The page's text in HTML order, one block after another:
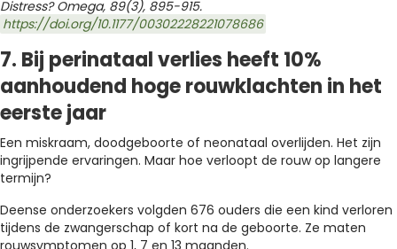
Distress? Omega, 89(3), 895-915.
https://doi.org/10.1177/00302228221078686
7. Bij perinataal verlies heeft 10%
aanhoudend hoge rouwklachten in het
eerste jaar
Een miskraam, doodgeboorte of neonataal overlijden. Het zijn
ingrijpende ervaringen. Maar hoe verloopt de rouw op langere
termijn?
Deense onderzoekers volgden 676 ouders die een kind verloren
tijdens de zwangerschap of kort na de geboorte. Ze maten